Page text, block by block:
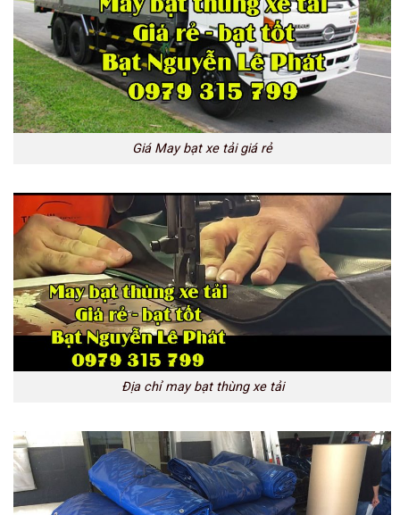
Giá May bạt xe tải giá rẻ
Địa chỉ may bạt thùng xe tải